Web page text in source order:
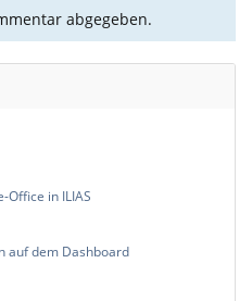
abgegeben.
Office in ILIAS
auf dem Dashboard